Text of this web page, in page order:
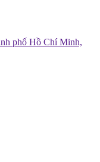
phố Hồ Chí Minh,